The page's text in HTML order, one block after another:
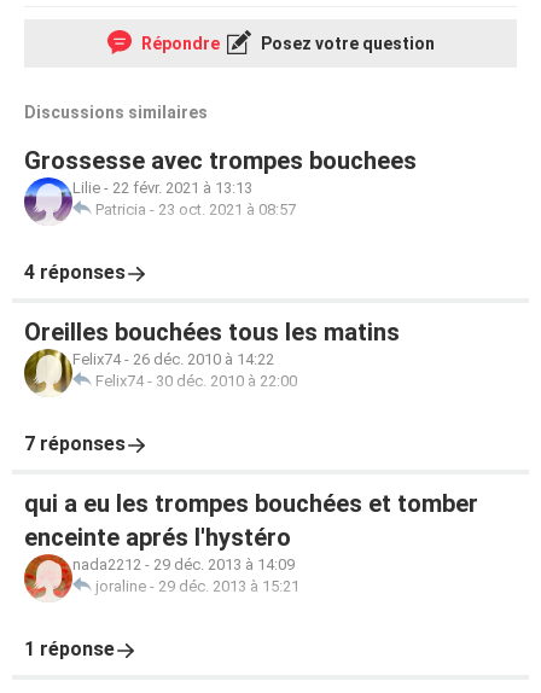
Répondre Posez votre question
Discussions similaires
Grossesse avec trompes bouchees
Lilie - 22 févr. 2021 à 13:13
Patricia - 23 oct. 2021 à 08:57
4 réponses
Oreilles bouchées tous les matins
Felix74- 26 déc. 2010 à 14:22
Felix74- 30 déc. 2010 à 22:00
7 réponses
qui a eu les trompes bouchées et tomber
enceinte aprés l'hystéro
nada2212 - 29 déc. 2013 à 14:09
joraline - 29 déc. 2013 à 15:21
1 réponse